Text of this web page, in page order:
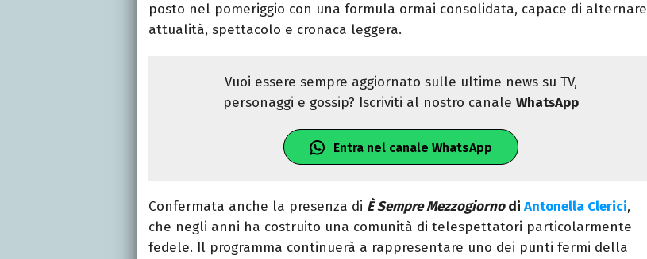
posto nel pomeriggio con una formula ormai consolidata, capace di alternare
attualità, spettacolo e cronaca leggera.
Vuoi essere sempre aggiornato sulle ultime news su TV,
personaggi e gossip? Iscriviti al nostro canaleWhatsApp
Entra nel canale WhatsApp
Confermata anche la presenza di È Sempre Mezzogiornodi Antonella Clerici,
che negli anni ha costruito una comunità di telespettatori particolarmente
fedele. Il programma continuerà a rappresentare uno dei punti fermi della